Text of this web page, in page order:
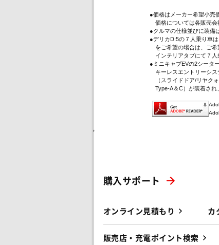
●価格はメーカー希望小売
価格については各販売会
●クルマの仕様並びに装備
●デリカD:5の７人乗り車
をご希望の場合は、ご希
インテリアタブにて７人
●ミニキャブEVの2シータ
キーレスエントリーシス
（スライドドア/リヤクォ
Type-A＆C）が装着され
'
購入サポート
オンライン見積もり カ
販売店・充電ポイント検索